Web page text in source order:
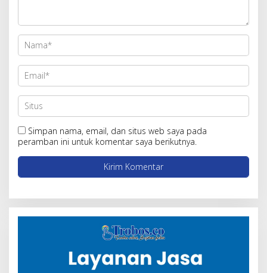
Simpan nama, email, dan situs web saya pada
peramban ini untuk komentar saya berikutnya.